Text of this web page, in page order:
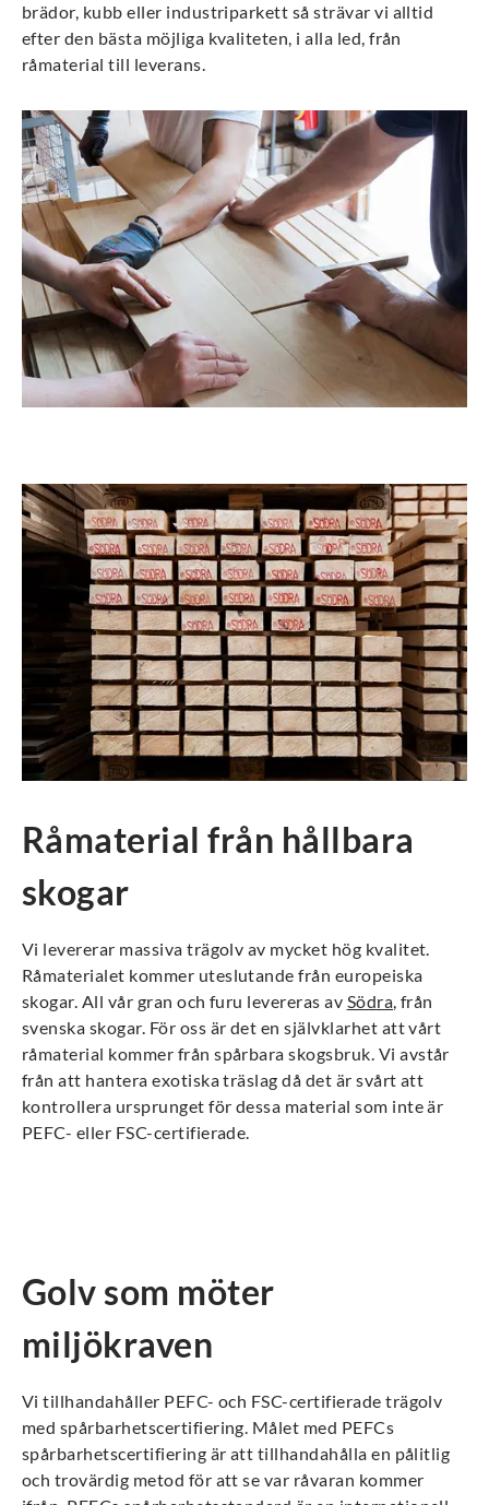
brädor, kubb eller industriparkett så strävar vi alltid
efter den bästa möjliga kvaliteten, i alla led, från
råmaterial till leverans.
Råmaterial från hållbara
skogar
Vi levererar massiva trägolv av mycket hög kvalitet.
Råmaterialet kommer uteslutande från europeiska
skogar. All vår gran och furu levereras av Södra , från
svenska skogar. För oss är det en självklarhet att vårt
råmaterial kommer från spårbara skogsbruk. Vi avstår
från att hantera exotiska träslag då det är svårt att
kontrollera ursprunget för dessa material som inte är
PEFC- eller FSC-certifierade.
Golv som möter
miljökraven
Vi tillhandahåller PEFC- och FSC-certifierade trägolv
med spårbarhetscertifiering. Målet med PEFCs
spårbarhetscertifiering är att tillhandahålla en pålitlig
och trovärdig metod för att se var råvaran kommer